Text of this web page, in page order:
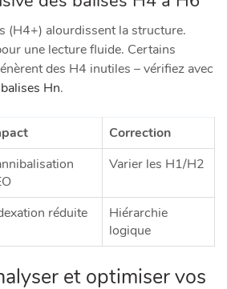
(H4+) alourdissent la structure.
une lecture fluide. Certains
des H4 inutiles – vérifiez avec
Hn.
Correction
Varier les H1/H2
réduite
Hiérarchie
logique
et optimiser vos